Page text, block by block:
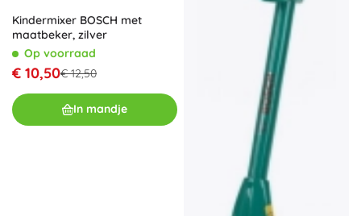
Kindermixer BOSCH met
maatbeker, zilver
Op voorraad
€ 10,50€ 12,50
In mandje